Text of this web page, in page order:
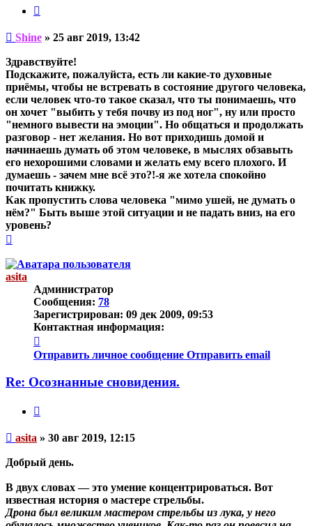
Непрочитанное
Shine » 25 авг 2019, 13:42
Здравствуйте!
Подскажите, пожалуйста, есть ли какие-то духовные
приёмы, чтобы не встревать в состояние другого человека,
если человек что-то такое сказал, что ты понимаешь, что
он хочет "выбить у тебя почву из под ног", ну или просто
"немного вывести на эмоции". Но общаться и продолжать
разговор - нет желания. Но вот приходишь домой и
начинаешь думать об этом человеке, в мыслях обзавыть
его нехорошими словами и желать ему всего плохого. И
думаешь - зачем мне всё это?!-я же хотела спокойно
почитать книжку.
Как пропустить слова человека "мимо ушей, не думать о
нём?" Быть выше этой ситуации и не падать вниз, на его
уровень?
началу
asita
Администратор
Сообщения: 78
Зарегистрирован: 09 дек 2009, 09:53
Контактная информация:
информация
пользователя
Отправить личное сообщение Отправить email
Re: Осознанные сновидения.
Непрочитанное
asita » 30 авг 2019, 12:15
Добрый день.
В двух словах — это умение концентрироваться. Вот
известная история о мастере стрельбы.
Дрона был великим мастером стрельбы из лука, у него